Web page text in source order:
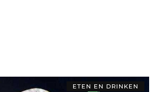
ETEN EN DRINKEN